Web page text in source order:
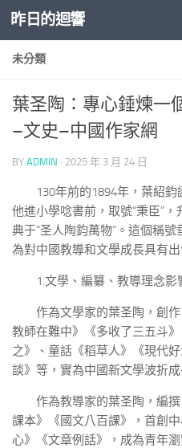
Skip to content
昨日的迴響
未分類
葉圣陶：專心錘煉一
–文史–中國作家網
BY ADMIN · 2025 年 3 月 24 日
130年前的1894年，葉紹
他進小學唸書前，取號“秉臣”
典于“圣人陶鈞萬物”。這個稱
為對中國教導和文學成長具有
1.文學、編纂、教導理念影
作為文學家的葉圣陶，創
教師在難中》《多收了三五斗
之》、童話《稻草人》《現代
談》等，實為中國新文學波折
作為教導家的葉圣陶，編
課本》《國文八百課》，首創
心》《文章例話》，成為青年